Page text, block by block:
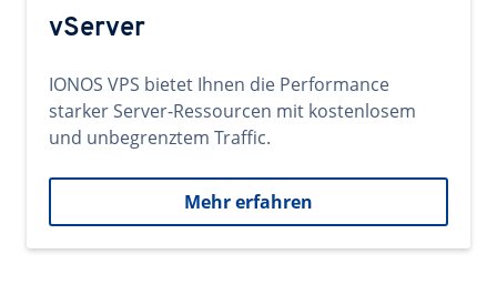
vServer
IONOS VPS bietet Ihnen die Performance
starker Server-Ressourcen mit kostenlosem
und unbegrenztem Traffic.
Mehr erfahren